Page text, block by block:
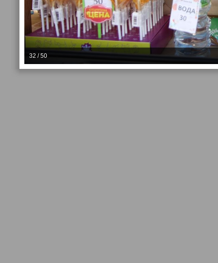
32 / 50